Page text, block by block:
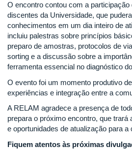
O encontro contou com a
discentes da Universidade, que
conhecimentos em um dia inteiro de
incluiu palestras sobre princípios
preparo de amostras, protocolos de
sorting e a discussão sobre a
ferramenta essencial no diagnóstico
O evento foi um momento produtivo
experiências e integração entre a
A RELAM agradece a presença de
prepara o próximo encontro, que trará
e oportunidades de atualização para a
Fiquem atentos às próximas